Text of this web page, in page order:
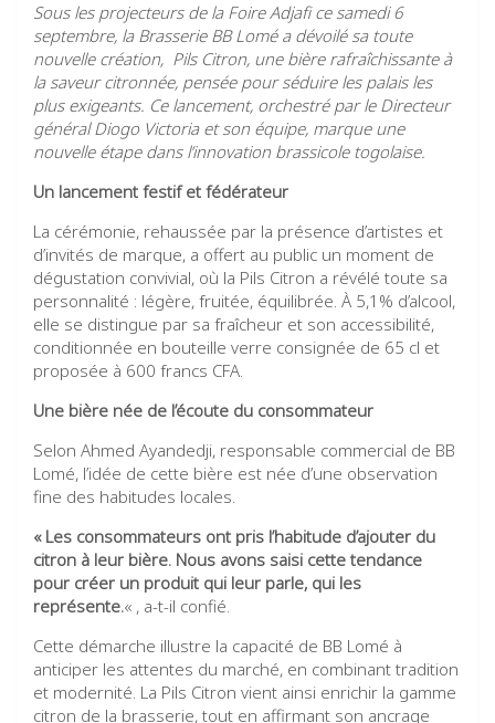
Sous les projecteurs de la Foire Adjafi ce samedi 6
septembre, la Brasserie BB Lomé a dévoilé sa toute
nouvelle création, Pils Citron, une bière rafraîchissante à
la saveur citronnée, pensée pour séduire les palais les
plus exigeants. Ce lancement, orchestré par le Directeur
général Diogo Victoria et son équipe, marque une
nouvelle étape dans l’innovation brassicole togolaise.
Un lancement festif et fédérateur
La cérémonie, rehaussée par la présence d’artistes et
d’invités de marque, a offert au public un moment de
dégustation convivial, où la Pils Citron a révélé toute sa
personnalité : légère, fruitée, équilibrée. À 5,1% d’alcool,
elle se distingue par sa fraîcheur et son accessibilité,
conditionnée en bouteille verre consignée de 65 cl et
proposée à 600 francs CFA.
Une bière née de l’écoute du consommateur
Selon Ahmed Ayandedji, responsable commercial de BB
Lomé, l’idée de cette bière est née d’une observation
fine des habitudes locales.
« Les consommateurs ont pris l’habitude d’ajouter du
citron à leur bière. Nous avons saisi cette tendance
pour créer un produit qui leur parle, qui les
représente.« , a-t-il confié.
Cette démarche illustre la capacité de BB Lomé à
anticiper les attentes du marché, en combinant tradition
et modernité. La Pils Citron vient ainsi enrichir la gamme
citron de la brasserie, tout en affirmant son ancrage